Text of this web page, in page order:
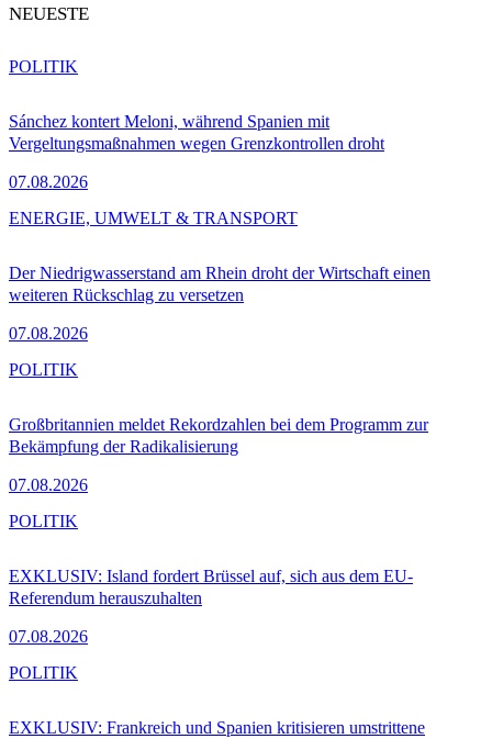
NEUESTE
Sánchez kontert Meloni, während Spanien mit
Vergeltungsmaßnahmen wegen Grenzkontrollen droht
07.08.2026
POLITIK
Der Niedrigwasserstand am Rhein droht der Wirtschaft einen
weiteren Rückschlag zu versetzen
07.08.2026
ENERGIE, UMWELT & TRANSPORT
Großbritannien meldet Rekordzahlen bei dem Programm zur
Bekämpfung der Radikalisierung
07.08.2026
POLITIK
EXKLUSIV: Island fordert Brüssel auf, sich aus dem EU-
Referendum herauszuhalten
07.08.2026
POLITIK
EXKLUSIV: Frankreich und Spanien kritisieren umstrittene
POLITIK